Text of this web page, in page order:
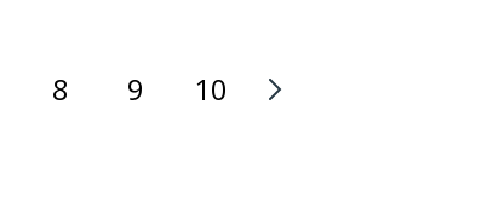
8 9 10